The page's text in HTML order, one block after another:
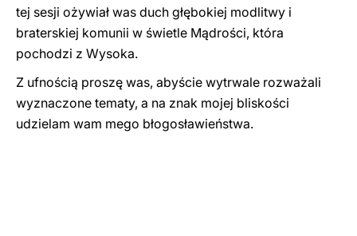
tej sesji ożywiał was duch głębokiej modlitwy i
braterskiej komunii w świetle Mądrości, która
pochodzi z Wysoka.
Z ufnością proszę was, abyście wytrwale rozważali
wyznaczone tematy, a na znak mojej bliskości
udzielam wam mego błogosławieństwa.